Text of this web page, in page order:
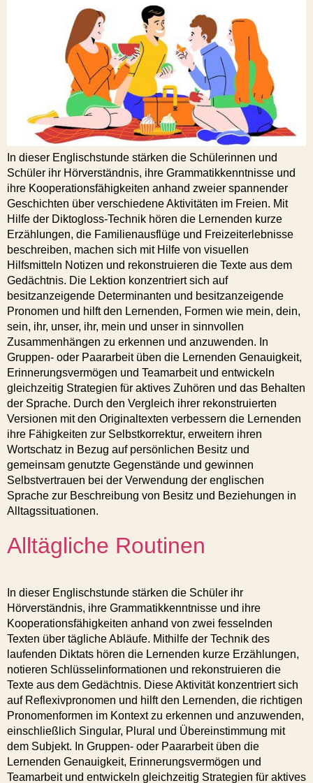
In dieser Englischstunde stärken die Schülerinnen und
Schüler ihr Hörverständnis, ihre Grammatikkenntnisse und
ihre Kooperationsfähigkeiten anhand zweier spannender
Geschichten über verschiedene Aktivitäten im Freien. Mit
Hilfe der Diktogloss-Technik hören die Lernenden kurze
Erzählungen, die Familienausflüge und Freizeiterlebnisse
beschreiben, machen sich mit Hilfe von visuellen
Hilfsmitteln Notizen und rekonstruieren die Texte aus dem
Gedächtnis. Die Lektion konzentriert sich auf
besitzanzeigende Determinanten und besitzanzeigende
Pronomen und hilft den Lernenden, Formen wie mein, dein,
sein, ihr, unser, ihr, mein und unser in sinnvollen
Zusammenhängen zu erkennen und anzuwenden. In
Gruppen- oder Paararbeit üben die Lernenden Genauigkeit,
Erinnerungsvermögen und Teamarbeit und entwickeln
gleichzeitig Strategien für aktives Zuhören und das Behalten
der Sprache. Durch den Vergleich ihrer rekonstruierten
Versionen mit den Originaltexten verbessern die Lernenden
ihre Fähigkeiten zur Selbstkorrektur, erweitern ihren
Wortschatz in Bezug auf persönlichen Besitz und
gemeinsam genutzte Gegenstände und gewinnen
Selbstvertrauen bei der Verwendung der englischen
Sprache zur Beschreibung von Besitz und Beziehungen in
Alltagssituationen.
Alltägliche Routinen
In dieser Englischstunde stärken die Schüler ihr
Hörverständnis, ihre Grammatikkenntnisse und ihre
Kooperationsfähigkeiten anhand von zwei fesselnden
Texten über tägliche Abläufe. Mithilfe der Technik des
laufenden Diktats hören die Lernenden kurze Erzählungen,
notieren Schlüsselinformationen und rekonstruieren die
Texte aus dem Gedächtnis. Diese Aktivität konzentriert sich
auf Reflexivpronomen und hilft den Lernenden, die richtigen
Pronomenformen im Kontext zu erkennen und anzuwenden,
einschließlich Singular, Plural und Übereinstimmung mit
dem Subjekt. In Gruppen- oder Paararbeit üben die
Lernenden Genauigkeit, Erinnerungsvermögen und
Teamarbeit und entwickeln gleichzeitig Strategien für aktives